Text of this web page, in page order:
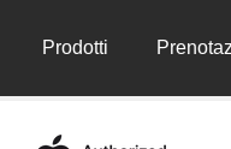
Prodotti